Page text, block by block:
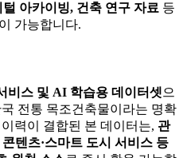
아카이빙, 건축 연구 자료 등
가능합니다.
비스 및 AI 학습용 데이터셋으
전통 목조건축물이라는 명확
력이 결합된 본 데이터는, 관
텐츠·스마트 도시 서비스 등